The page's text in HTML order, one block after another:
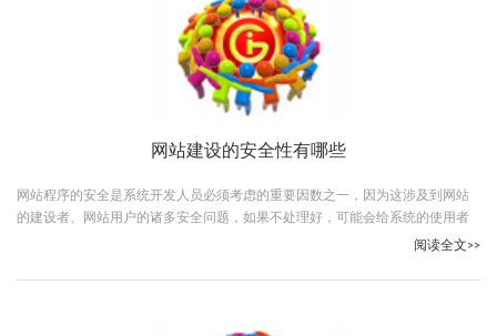
网站建设的安全性有哪些
网站程序的安全是系统开发人员必须考虑的重要因数之一，因为这涉及到网站
的建设者、网站用户的诸多安全问题，如果不处理好，可能会给系统的使用者
阅读全文>>